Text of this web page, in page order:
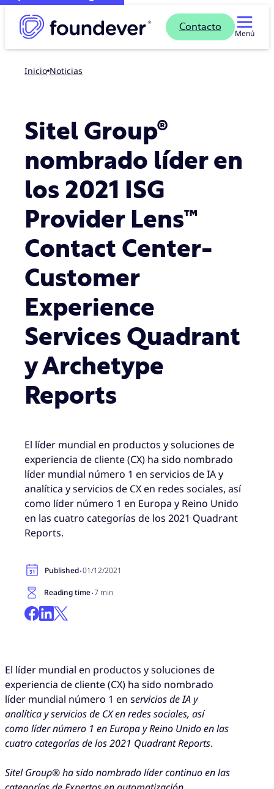
Contacto
Menú
Inicio noticias
Sitel Group®
nombrado líder en
los 2021 ISG
Provider Lens™
Contact Center-
Customer
Experience
Services Quadrant
y Archetype
Reports
El líder mundial en productos y soluciones de
experiencia de cliente (CX) ha sido nombrado
líder mundial número 1 en servicios de IA y
analítica y servicios de CX en redes sociales, así
como líder número 1 en Europa y Reino Unido
en las cuatro categorías de los 2021 Quadrant
Reports.
Published·01/12/2021
Reading time·7 min
El líder mundial en productos y soluciones de
experiencia de cliente (CX) ha sido nombrado
líder mundial número 1 en servicios de IA y
analítica y servicios de CX en redes sociales, así
como líder número 1 en Europa y Reino Unido en las
cuatro categorías de los 2021 Quadrant Reports.
Sitel Group® ha sido nombrado líder continuo en las